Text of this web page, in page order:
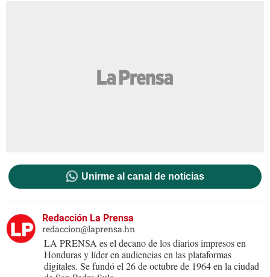
Unirme al canal de noticias
Redacción La Prensa
redaccion@laprensa.hn
LA PRENSA es el decano de los diarios impresos en
Honduras y líder en audiencias en las plataformas
digitales. Se fundó el 26 de octubre de 1964 en la ciudad